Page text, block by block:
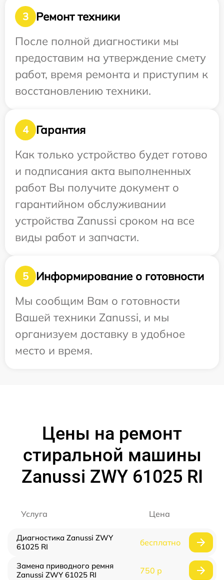
3
Ремонт техники
После полной диагностики мы
предоставим на утверждение смету
работ, время ремонта и приступим к
восстановлению техники.
4
Гарантия
Как только устройство будет готово
и подписания акта выполненных
работ Вы получите документ о
гарантийном обслуживании
устройства Zanussi сроком на все
виды работ и запчасти.
5
Информирование о готовности
Мы сообщим Вам о готовности
Вашей техники Zanussi, и мы
организуем доставку в удобное
место и время.
Цены на ремонт
стиральной машины
Zanussi ZWY 61025 RI
Услуга Цена
Диагностика Zanussi ZWY
61025 RI
бесплатно
Замена приводного ремня
Zanussi ZWY 61025 RI
750 р